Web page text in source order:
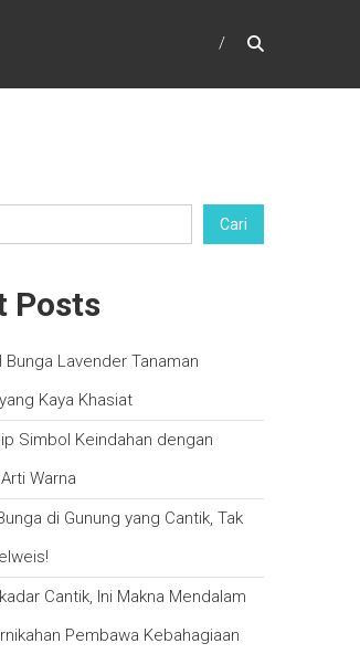
Cari
Posts
Bunga Lavender Tanaman
Kaya Khasiat
Simbol Keindahan dengan
Warna
di Gunung yang Cantik, Tak
Cantik, Ini Makna Mendalam
Pembawa Kebahagiaan